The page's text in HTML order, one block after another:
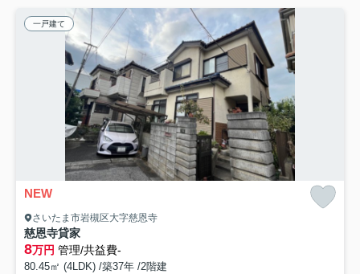
一戸建て
NEW
さいたま市岩槻区大字慈恩寺
慈恩寺貸家
8万円 管理/共益費-
80.45㎡ (4LDK) /築37年 /2階建